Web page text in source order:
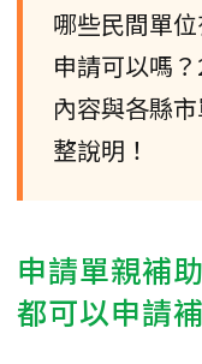
哪些民間單
申請可以嗎
內容與各縣
整說明！
申請單親補
都可以申請